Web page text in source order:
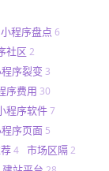
小程序盘点 6
社区 2
序裂变 3
序费用 30
程序软件7
序页面 5
4 市场区隔2